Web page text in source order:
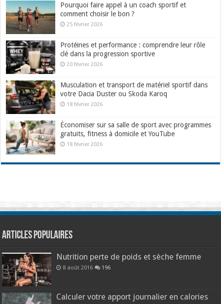
Pourquoi faire appel à un coach sportif et
comment choisir le bon ?
25 février 2026
Protéines et performance : comprendre leur rôle
clé dans la progression sportive
20 février 2026
Musculation et transport de matériel sportif dans
votre Dacia Duster ou Skoda Karoq
18 février 2026
Économiser sur sa salle de sport avec programmes
gratuits, fitness à domicile et YouTube
18 février 2026
Articles populaires
Nutrition perte de poids et sèche femme
8 août 2016 196
Calculer votre apport journalier en calories